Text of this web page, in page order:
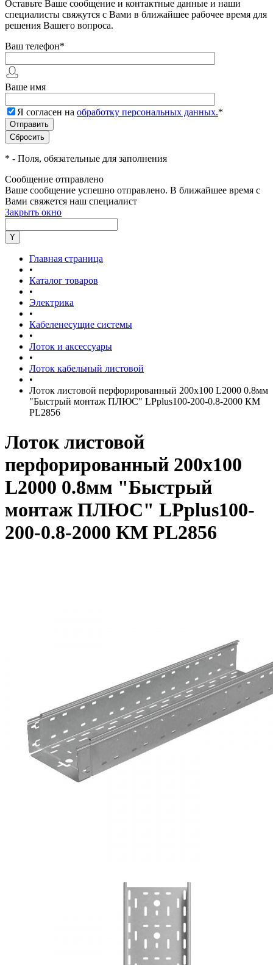
Оставьте Ваше сообщение и контактные данные и наши
специалисты свяжутся с Вами в ближайшее рабочее время для
решения Вашего вопроса.
Ваш телефон*
Ваше имя
Я согласен на обработку персональных данных.*
* - Поля, обязательные для заполнения
Сообщение отправлено
Ваше сообщение успешно отправлено. В ближайшее время с
Вами свяжется наш специалист
Закрыть окно
Главная страница
•
Каталог товаров
•
Электрика
•
Кабеленесущие системы
•
Лоток и аксессуары
•
Лоток кабельный листовой
•
Лоток листовой перфорированный 200х100 L2000 0.8мм
"Быстрый монтаж ПЛЮС" LPplus100-200-0.8-2000 КМ
PL2856
Лоток листовой
перфорированный 200х100
L2000 0.8мм "Быстрый
монтаж ПЛЮС" LPplus100-
200-0.8-2000 КМ PL2856